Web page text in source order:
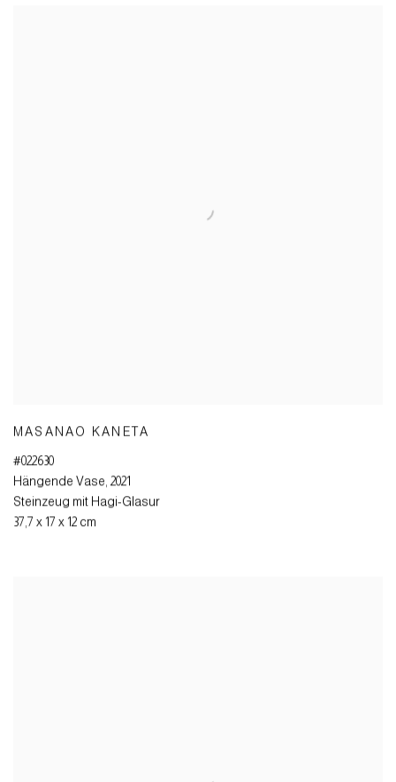
MASANAO KANETA
#022630
Hängende Vase, 2021
Steinzeug mit Hagi-Glasur
37,7 x 17 x 12 cm